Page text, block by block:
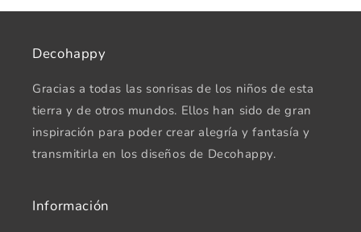
Decohappy
Gracias a todas las sonrisas de los niños de esta
tierra y de otros mundos. Ellos han sido de gran
inspiración para poder crear alegría y fantasía y
transmitirla en los diseños de Decohappy.
Información